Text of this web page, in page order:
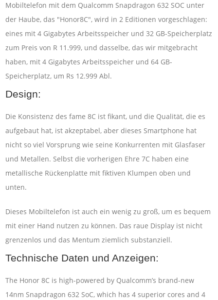
Mobiltelefon mit dem Qualcomm Snapdragon 632 SOC unter
der Haube, das "Honor8C", wird in 2 Editionen vorgeschlagen:
eines mit 4 Gigabytes Arbeitsspeicher und 32 GB-Speicherplatz
zum Preis von R 11.999, und dasselbe, das wir mitgebracht
haben, mit 4 Gigabytes Arbeitsspeicher und 64 GB-
Speicherplatz, um Rs 12.999 Abl.
Design:
Die Konsistenz des fame 8C ist fikant, und die Qualität, die es
aufgebaut hat, ist akzeptabel, aber dieses Smartphone hat
nicht so viel Vorsprung wie seine Konkurrenten mit Glasfaser
und Metallen. Selbst die vorherigen Ehre 7C haben eine
metallische Rückenplatte mit fiktiven Klumpen oben und
unten.
Dieses Mobiltelefon ist auch ein wenig zu groß, um es bequem
mit einer Hand nutzen zu können. Das raue Display ist nicht
grenzenlos und das Mentum ziemlich substanziell.
Technische Daten und Anzeigen:
The Honor 8C is high-powered by Qualcomm’s brand-new
14nm Snapdragon 632 SoC, which has 4 superior cores and 4